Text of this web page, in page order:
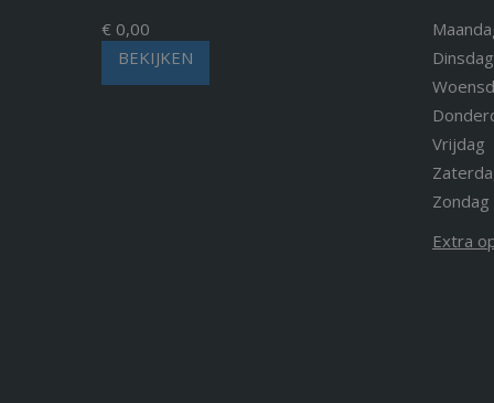
€ 0,00
BEKIJKEN
Dinsdag
Vrijdag
Zondag
Extra